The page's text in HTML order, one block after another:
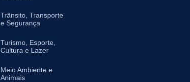
Trânsito, Transporte
e Segurança
Turismo, Esporte,
Cultura e Lazer
Meio Ambiente e
Animais